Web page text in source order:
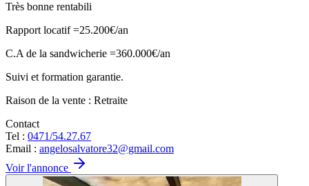
Très bonne rentabili
Rapport locatif =25.200€/an
C.A de la sandwicherie =360.000€/an
Suivi et formation garantie.
Raison de la vente : Retraite
Contact
Tel : 0471/54.27.67
Email : angelosalvatore32@gmail.com
Voir l'annonce